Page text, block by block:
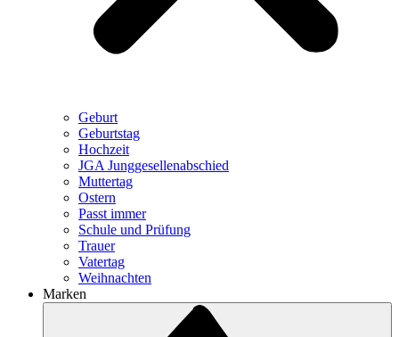
Geburt
Geburtstag
Hochzeit
JGA Junggesellenabschied
Muttertag
Ostern
Passt immer
Schule und Prüfung
Trauer
Vatertag
Weihnachten
Marken